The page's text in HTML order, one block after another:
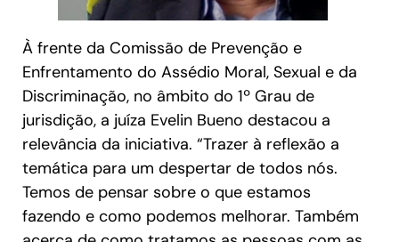
À frente da Comissão de Prevenção e
Enfrentamento do Assédio Moral, Sexual e da
Discriminação, no âmbito do 1º Grau de
jurisdição, a juíza Evelin Bueno destacou a
relevância da iniciativa. “Trazer à reflexão a
temática para um despertar de todos nós.
Temos de pensar sobre o que estamos
fazendo e como podemos melhorar. Também